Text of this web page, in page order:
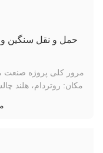
حمل و نقل سنگین
مرور کلی پروژه صنعت
مکان: روتردام، هلند
صفر است. راه حل: